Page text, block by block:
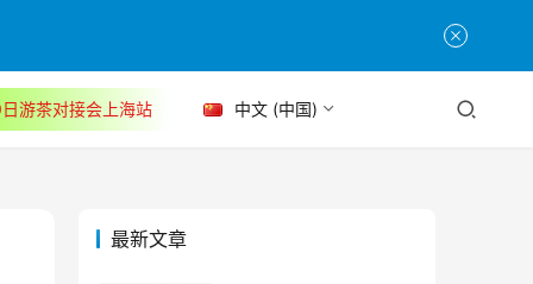
游茶对接会上海站 中文 (中国)
最新文章